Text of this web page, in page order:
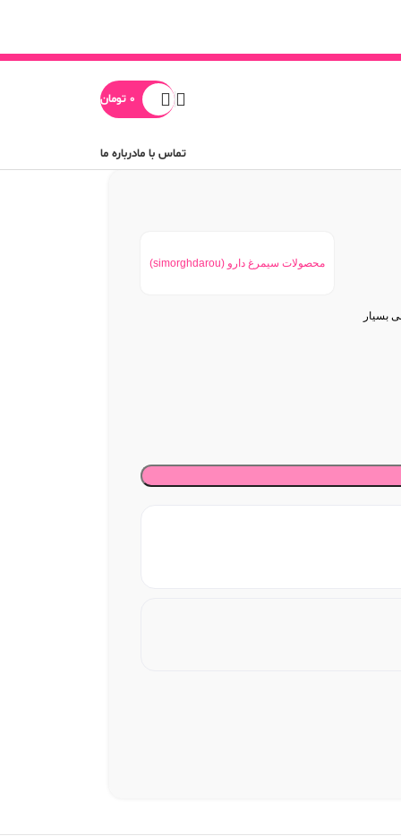
0 تومان
تماس با مادرباره ما
محصولات سیمرغ دارو (simorghdarou)
بسیار